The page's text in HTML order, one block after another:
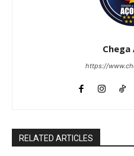
Chega
https://
RELATED ARTICLES